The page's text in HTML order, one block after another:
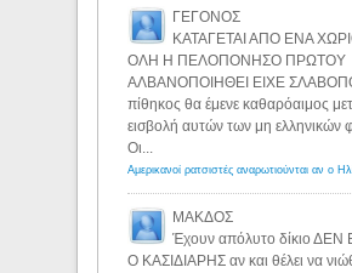
ΓΕΓΟΝΟΣ
ΚΑΤΑΓΕΤΑΙ ΑΠΟ ΕΝΑ
ΟΛΗ Η ΠΕΛΟΠΟΝΗΣΟ ΠΡΩΤΟΥ
ΑΛΒΑΝΟΠΟΙΗΘΕΙ ΕΙΧΕ
πίθηκος θα έμενε καθαρόαιμος
εισβολή αυτών των μη ελληνικών
Οι...
ΜΑΚΔΟΣ
Έχουν απόλυτο δίκιο
Ο ΚΑΣΙΔΙΑΡΗΣ αν και θέλει να